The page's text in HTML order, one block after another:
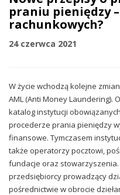
praniu pieniędzy
rachunkowych?
24 czerwca 2021
W życie wchodzą kolejne
AML (Anti Money Laundering).
katalog instytucji
procederze prania pieniędzy
finansowe. Tymczasem
także operatorzy pocztowi,
fundacje oraz stowarzyszenia.
przedsiębiorcy prowadzący
pośrednictwie w obrocie